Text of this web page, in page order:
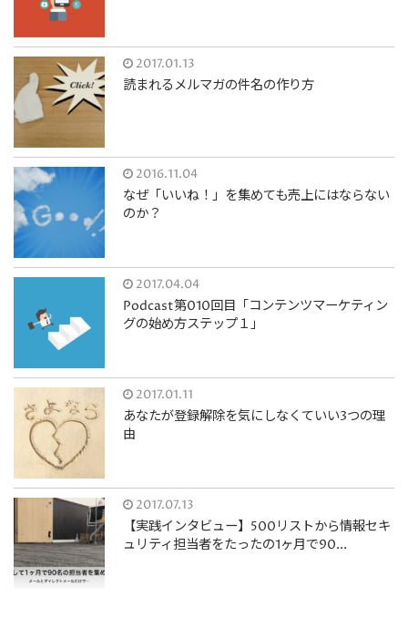
2017.01.13
読まれるメルマガの件名の作り方
2016.11.04
なぜ「いいね！」を集めても売上にはならない
のか？
2017.04.04
Podcast第010回目「コンテンツマーケティン
グの始め方ステップ１」
2017.01.11
あなたが登録解除を気にしなくていい3つの理
由
2017.07.13
【実践インタビュー】500リストから情報セキ
ュリティ担当者をたったの1ヶ月で90...